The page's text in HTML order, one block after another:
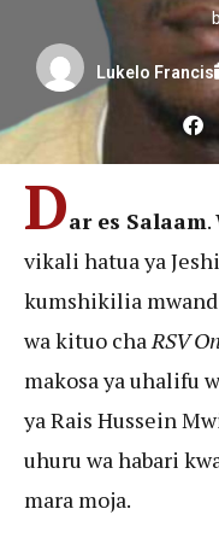
Lukelo Francis
Dar es Salaam.
vikali hatua ya
kumshikilia
wa kituo chaRSV
makosa ya uhalifu
ya Rais Hussein
uhuru wa habari
mara moja.